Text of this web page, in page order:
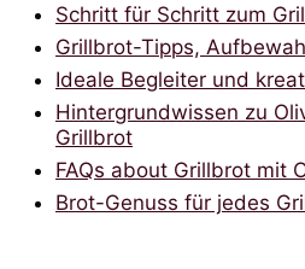
Schritt für Schritt zum
Grillbrot-Tipps,
Ideale Begleiter und
Hintergrundwissen zu
Grillbrot
FAQs about Grillbrot mit
Brot-Genuss für jedes